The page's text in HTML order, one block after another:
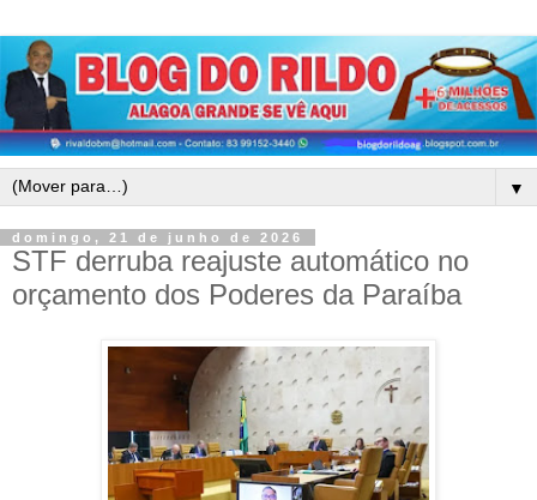
▼
domingo, 21 de junho de 2026
STF derruba reajuste automático no
orçamento dos Poderes da Paraíba